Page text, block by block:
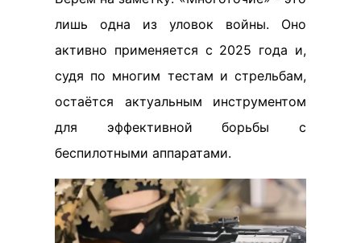
лишь одна из уловок войны. Оно
активно применяется с 2025 года и,
судя по многим тестам и стрельбам,
остаётся актуальным инструментом
для эффективной борьбы с
беспилотными аппаратами.